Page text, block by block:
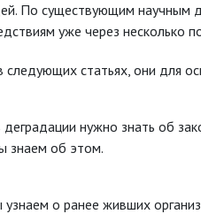
По существующим научным
уже через несколько
статьях, они для
нужно знать об
знаем об этом.
о ранее живших